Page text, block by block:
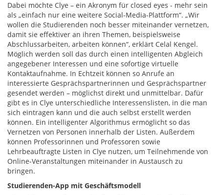
Dabei möchte Clye – ein Akronym für closed eyes - mehr sein
als „einfach nur eine weitere Social-Media-Plattform“. „Wir
wollen die Studierenden noch besser miteinander vernetzen,
damit sie effektiver an ihren Themen, beispielsweise
Abschlussarbeiten, arbeiten können“, erklärt Celal Kengel.
Möglich werden soll das durch einen intelligenten Abgleich
angegebener Interessen und eine sofortige virtuelle
Kontaktaufnahme. In Echtzeit können so Anrufe an
interessierte Gesprächspartnerinnen und Gesprächspartner
gesendet werden – möglichst direkt und unmittelbar. Dafür
gibt es in Clye unterschiedliche Interessenslisten, in die man
sich eintragen kann und die auch selbst erstellt werden
können. Ein intelligenter Algorithmus ermöglicht so das
Vernetzen von Personen innerhalb der Listen. Außerdem
können Professorinnen und Professoren sowie
Lehrbeauftragte Listen in Clye nutzen, um Teilnehmende von
Online-Veranstaltungen miteinander in Austausch zu
bringen.
Studierenden-App mit Geschäftsmodell